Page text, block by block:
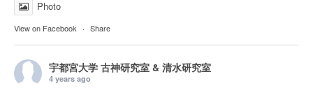
Photo
View on Facebook · Share
宇都宮大学 古神研究室 & 清水研究室
4 years ago